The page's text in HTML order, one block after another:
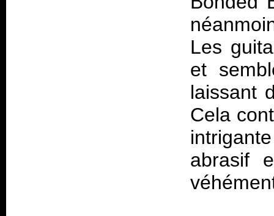
Les
et
laissant
Cela
abrasif